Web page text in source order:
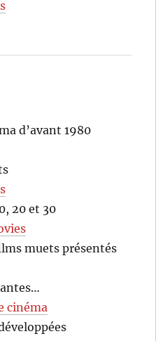
d’avant 1980
20 et 30
muets présentés
cinéma